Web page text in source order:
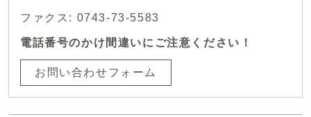
ファクス: 0743-73-5583
電話番号のかけ間違いにご注意ください！
お問い合わせフォーム